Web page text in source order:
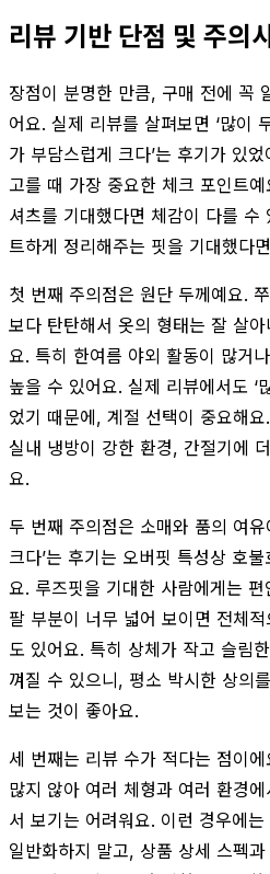
리뷰 기반 단점 및 주의
장점이 분명한 만큼, 구매 전에 꼭
어요. 실제 리뷰를 살펴보면 ‘많이
가 부담스럽게 크다’는 후기가 있
고를 때 가장 중요한 체크 포인트
셔츠를 기대했다면 체감이 다를 수
트하게 정리해주는 핏을 기대했다
첫 번째 주의점은 원단 두께예요.
보다 탄탄해서 옷의 형태는 잘 살
요. 특히 한여름 야외 활동이 많거
높을 수 있어요. 실제 리뷰에서도 ‘
었기 때문에, 계절 선택이 중요해
실내 냉방이 강한 환경, 간절기에
요.
두 번째 주의점은 소매와 품의 여유
크다’는 후기는 오버핏 특성상 호
요. 루즈핏을 기대한 사람에게는
팔 부분이 너무 넓어 보이면 전체
도 있어요. 특히 상체가 작고 슬림
껴질 수 있으니, 평소 박시한 상의
보는 것이 좋아요.
세 번째는 리뷰 수가 적다는 점이
많지 않아 여러 체형과 여러 환경
서 보기는 어려워요. 이런 경우에
일반화하지 말고, 상품 상세 스펙